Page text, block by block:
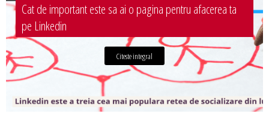
Cat de important este sa ai o pagina pentru afacerea ta
pe Linkedin
Citeste integral